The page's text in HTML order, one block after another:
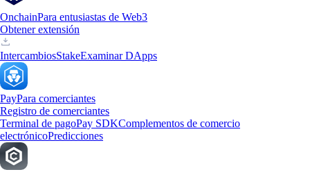
OnchainPara entusiastas de Web3
Obtener extensión
IntercambiosStakeExaminar DApps
PayPara comerciantes
Registro de comerciantes
Terminal de pagoPay SDKComplementos de comercio
electrónicoPredicciones